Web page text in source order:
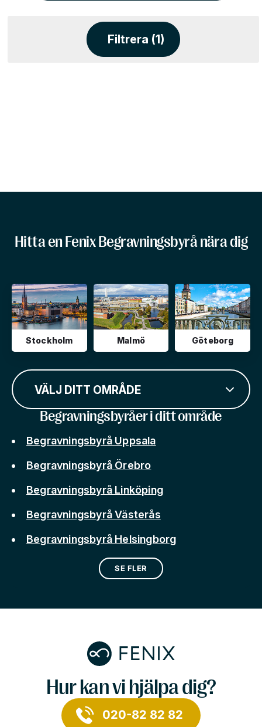
Filtrera (1)
Hitta en Fenix Begravningsbyrå nära dig
Stockholm Malmö Göteborg
VÄLJ DITT OMRÅDE
Begravningsbyråer i ditt område
Begravningsbyrå Uppsala
Begravningsbyrå Örebro
Begravningsbyrå Linköping
Begravningsbyrå Västerås
Begravningsbyrå Helsingborg
SE FLER
Hur kan vi hjälpa dig?
020-82 82 82